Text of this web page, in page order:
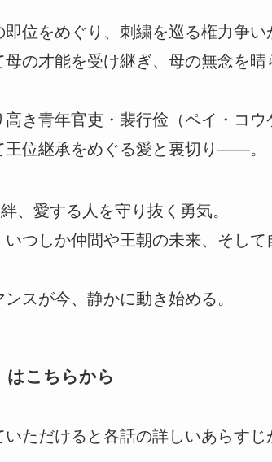
位をめぐり、刺繍を巡る権力争い
の才能を受け継ぎ、母の無念を
き青年官吏・裴行俭（ペイ・コ
王位継承をめぐる愛と裏切り――。
、愛する人を守り抜く勇気。
つしか仲間や王朝の未来、そし
スが今、静かに動き始める。
はこちらから
ただけると各話の詳しいあらすじ